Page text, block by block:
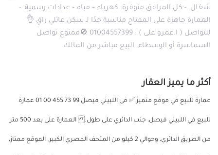
شغال. - كل المرافق متوفرة: كهرباء – مياه – عدادات رسمية. -
العمارة جاهزة على المفتاح مناسبة جدًا لـ سكن عائلي راقٍ 👌
للتواصل ( ا.عمرو على ) : 01004557399 🚫ممنوع تواصل
السماسرة أو الوسطاء، البيع مباشر من المالك
أكثر ما يميز العقار
عمارة للبيع في موقع متميز ✅ فى اللبيني فيصل 99 73 455 00 01 عمارة
للبيع في اللبيني فيصل، جنب الدائري على طول. العمارة على بعد 500 متر
من الطريق الدائري، وحوالي 2 كيلو من المتحف المصري الكبير. الموقع ممتاز،